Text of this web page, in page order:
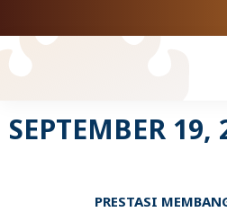
to
content
Tentang USAHID
SEPTEMBER 19,
PRESTASI